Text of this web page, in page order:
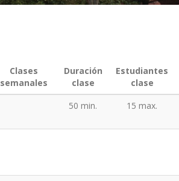
Clases
semanales
Duración
clase
Estudiantes
clase
50 min. 15 max.